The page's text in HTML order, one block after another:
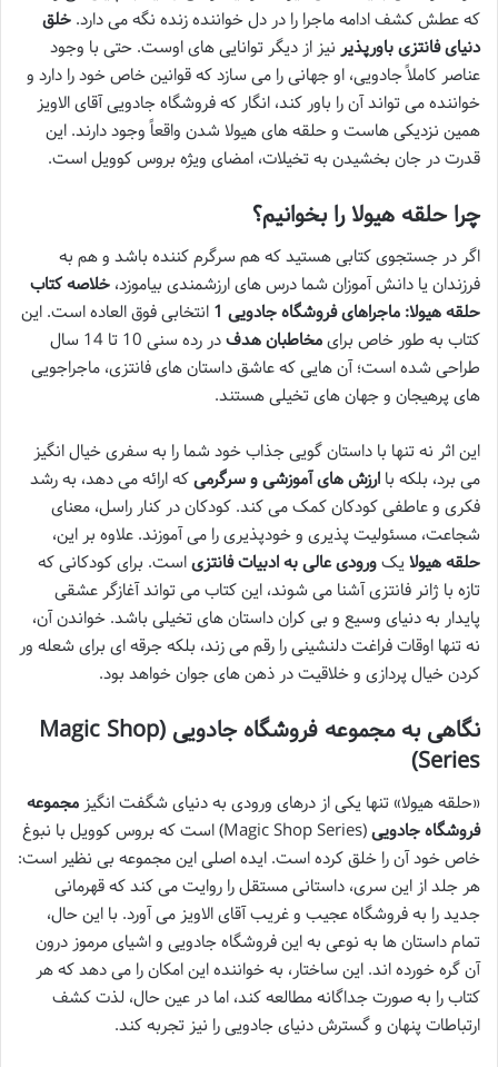
که عطش کشف ادامه ماجرا را در دل خواننده زنده نگه می دارد. خلق
دنیای فانتزی باورپذیر نیز از دیگر توانایی های اوست. حتی با وجود
عناصر کاملاً جادویی، او جهانی را می سازد که قوانین خاص خود را دارد و
خواننده می تواند آن را باور کند، انگار که فروشگاه جادویی آقای الاویز
همین نزدیکی هاست و حلقه های هیولا شدن واقعاً وجود دارند. این
قدرت در جان بخشیدن به تخیلات، امضای ویژه بروس کوویل است.
چرا حلقه هیولا را بخوانیم؟
اگر در جستجوی کتابی هستید که هم سرگرم کننده باشد و هم به
فرزندان یا دانش آموزان شما درس های ارزشمندی بیاموزد، خلاصه کتاب
حلقه هیولا: ماجراهای فروشگاه جادویی 1
انتخابی فوق العاده است. این
کتاب به طور خاص برایمخاطبان هدف
در رده سنی 10 تا 14 سال
طراحی شده است؛ آن هایی که عاشق داستان های فانتزی، ماجراجویی
های پرهیجان و جهان های تخیلی هستند.
این اثر نه تنها با داستان گویی جذاب خود شما را به سفری خیال انگیز
می برد، بلکه با ارزش های آموزشی و سرگرمیکه ارائه می دهد، به رشد
فکری و عاطفی کودکان کمک می کند. کودکان در کنار راسل، معنای
شجاعت، مسئولیت پذیری و خودپذیری را می آموزند. علاوه بر این،
حلقه هیولا یکورودی عالی به ادبیات فانتزیاست. برای کودکانی که
تازه با ژانر فانتزی آشنا می شوند، این کتاب می تواند آغازگر عشقی
پایدار به دنیای وسیع و بی کران داستان های تخیلی باشد. خواندن آن،
نه تنها اوقات فراغت دلنشینی را رقم می زند، بلکه جرقه ای برای شعله ور
کردن خیال پردازی و خلاقیت در ذهن های جوان خواهد بود.
نگاهی به مجموعه فروشگاه جادویی (Magic Shop
Series)
«حلقه هیولا» تنها یکی از درهای ورودی به دنیای شگفت انگیز مجموعه
فروشگاه جادویی
(Magic Shop Series) است که بروس کوویل با نبوغ
خاص خود آن را خلق کرده است. ایده اصلی این مجموعه بی نظیر است:
هر جلد از این سری، داستانی مستقل را روایت می کند که قهرمانی
جدید را به فروشگاه عجیب و غریب آقای الاویز می آورد. با این حال،
تمام داستان ها به نوعی به این فروشگاه جادویی و اشیای مرموز درون
آن گره خورده اند. این ساختار، به خواننده این امکان را می دهد که هر
کتاب را به صورت جداگانه مطالعه کند، اما در عین حال، لذت کشف
ارتباطات پنهان و گسترش دنیای جادویی را نیز تجربه کند.